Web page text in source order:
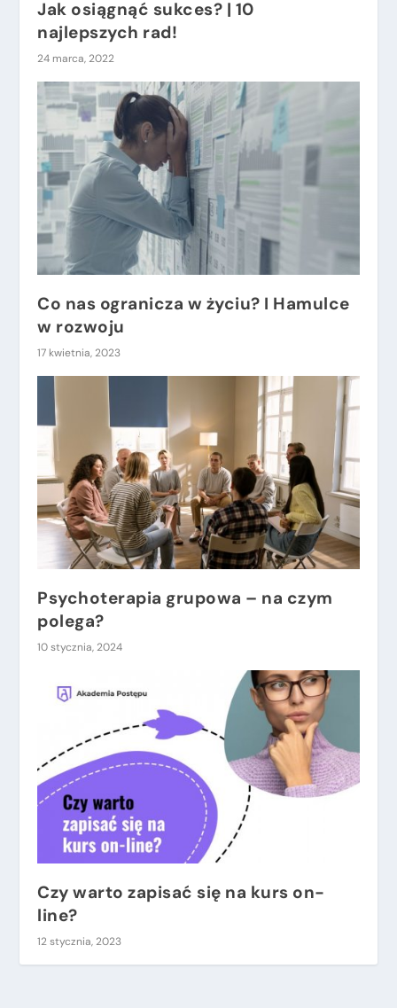
Jak osiągnąć sukces? | 10
najlepszych rad!
24 marca, 2022
Co nas ogranicza w życiu? I Hamulce
w rozwoju
17 kwietnia, 2023
Psychoterapia grupowa – na czym
polega?
10 stycznia, 2024
Czy warto zapisać się na kurs on-
line?
12 stycznia, 2023